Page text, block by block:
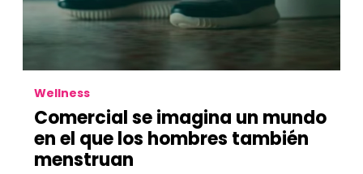
Wellness
Comercial se imagina un mundo
en el que los hombres también
menstruan